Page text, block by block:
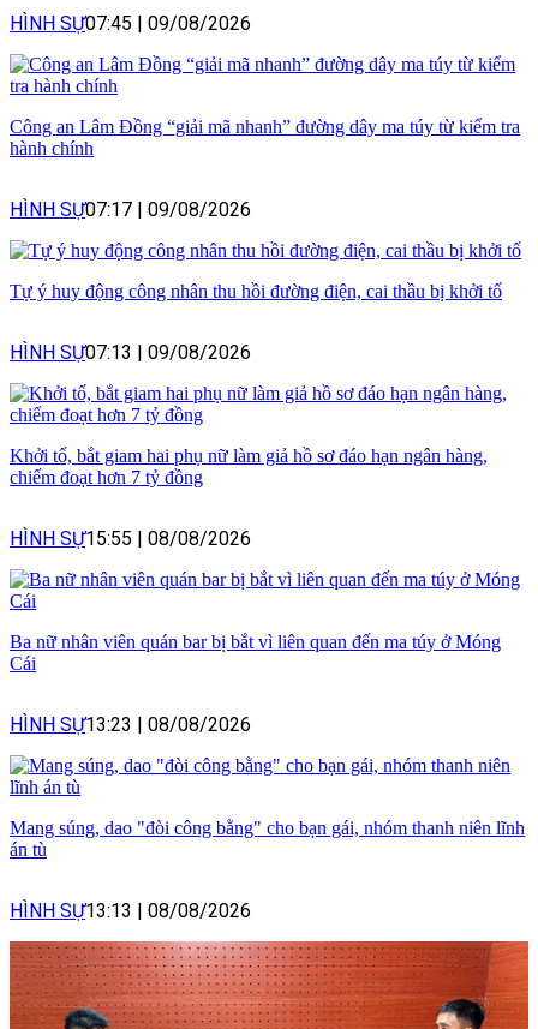
HÌNH SỰ07:45 09/08/2026
Công an Lâm Đồng “giải mã nhanh” đường dây ma túy từ kiểm tra
hành chính
HÌNH SỰ07:17 09/08/2026
Tự ý huy động công nhân thu hồi đường điện, cai thầu bị khởi tố
HÌNH SỰ07:13 09/08/2026
Khởi tố, bắt giam hai phụ nữ làm giả hồ sơ đáo hạn ngân hàng,
chiếm đoạt hơn 7 tỷ đồng
HÌNH SỰ15:55 08/08/2026
Ba nữ nhân viên quán bar bị bắt vì liên quan đến ma túy ở Móng
Cái
HÌNH SỰ13:23 08/08/2026
Mang súng, dao "đòi công bằng" cho bạn gái, nhóm thanh niên lĩnh
án tù
HÌNH SỰ13:13 08/08/2026